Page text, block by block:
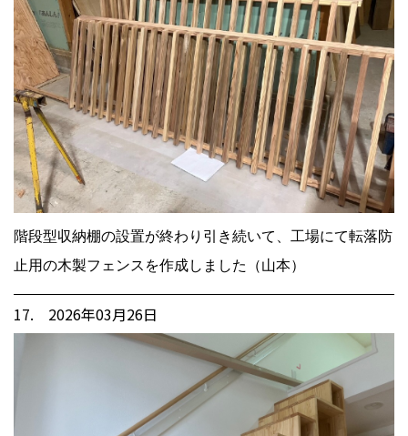
階段型収納棚の設置が終わり引き続いて、工場にて転落防
止用の木製フェンスを作成しました（山本）
17. 2026年03月26日